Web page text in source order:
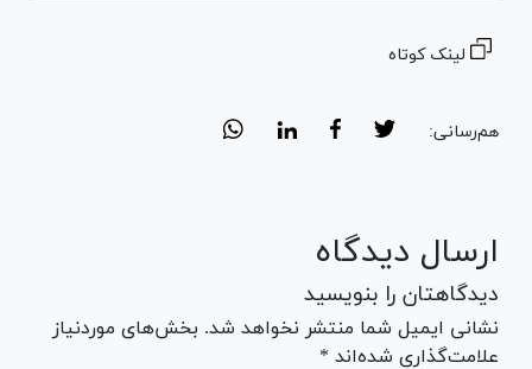
لینک کوتاه
هم‌رسانی:
ارسال دیدگاه
دیدگاهتان را بنویسید
نشانی ایمیل شما منتشر نخواهد شد. بخش‌های موردنیاز
علامت‌گذاری شده‌اند *